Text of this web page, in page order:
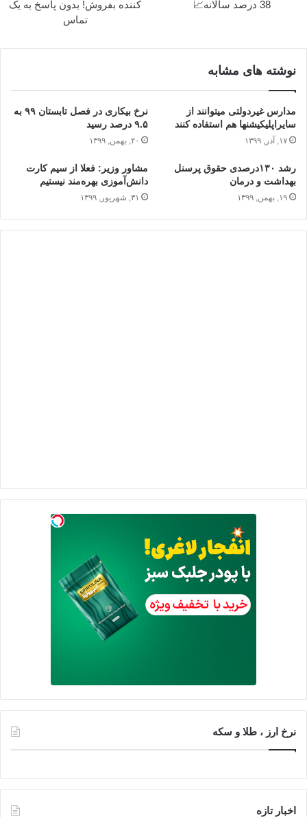
38 درصد سالانه📈
کننده بفروش! بدون پاسخ به یک
تماس
نوشته های مشابه
مدارس غیردولتی می‎توانند از
سایراپلیکیشن‎ها هم استفاده کنند
۱۷, آذر, ۱۳۹۹
نرخ بیکاری در فصل تابستان ۹۹ به
۹.۵ درصد رسید
۲۰, بهمن, ۱۳۹۹
رشد ۱۳۰درصدی حقوق پرسنل
بهداشت و درمان
۱۹, بهمن, ۱۳۹۹
مشاور وزیر: فعلا از سیم کارت
دانش‌آموزی بهره‌مند نیستیم
۳۱, شهریور, ۱۳۹۹
نرخ ارز ، طلا و سکه
اخبار تازه